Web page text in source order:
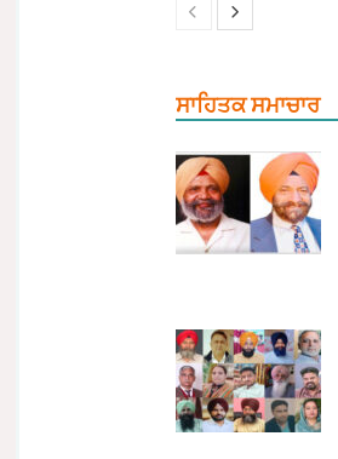
ਸਾਹਿਤਕ ਸਮਾਚਾਰ